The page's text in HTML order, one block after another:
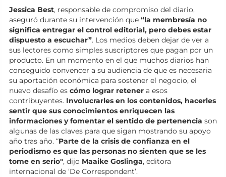
Jessica Best, responsable de compromiso del diario,
aseguró durante su intervención que “la membresía no
significa entregar el control editorial, pero debes estar
dispuesto a escuchar”. Los medios deben dejar de ver a
sus lectores como simples suscriptores que pagan por un
producto. En un momento en el que muchos diarios han
conseguido convencer a su audiencia de que es necesaria
su aportación económica para sostener el negocio, el
nuevo desafío es cómo lograr retener a esos
contribuyentes. Involucrarles en los contenidos, hacerles
sentir que sus conocimientos enriquecen las
informaciones y fomentar el sentido de pertenencia son
algunas de las claves para que sigan mostrando su apoyo
año tras año. “Parte de la crisis de confianza en el
periodismo es que las personas no sienten que se les
tome en serio", dijo Maaike Goslinga, editora
internacional de ‘De Correspondent’.